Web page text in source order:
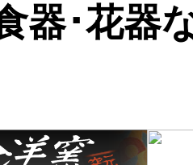
器･花器